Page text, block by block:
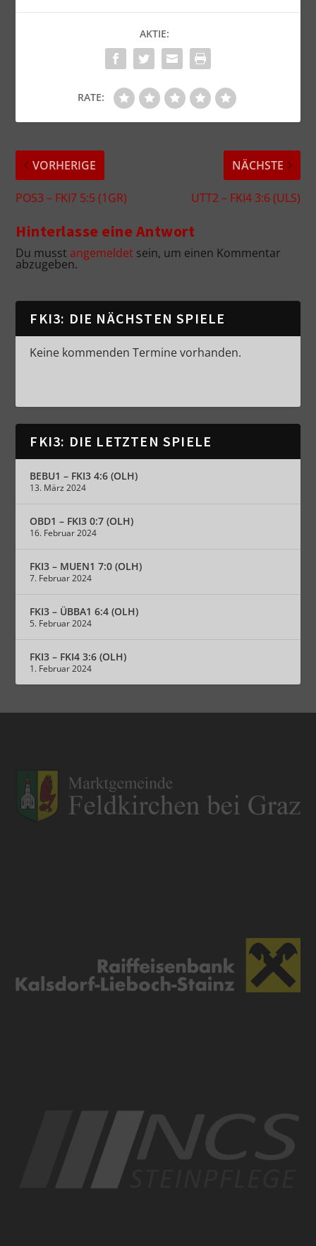
AKTIE:
RATE:
VORHERIGE
POS3 – FKI7 5:5 (1GR)
NÄCHSTE
UTT2 – FKI4 3:6 (ULS)
Hinterlasse eine Antwort
Du musst angemeldet sein, um einen Kommentar
abzugeben.
FKI3: DIE NÄCHSTEN SPIELE
Keine kommenden Termine vorhanden.
FKI3: DIE LETZTEN SPIELE
BEBU1 – FKI3 4:6 (OLH)
13. März 2024
OBD1 – FKI3 0:7 (OLH)
16. Februar 2024
FKI3 – MUEN1 7:0 (OLH)
7. Februar 2024
FKI3 – ÜBBA1 6:4 (OLH)
5. Februar 2024
FKI3 – FKI4 3:6 (OLH)
1. Februar 2024